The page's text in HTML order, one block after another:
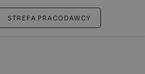
STREFA PRACODAWCY